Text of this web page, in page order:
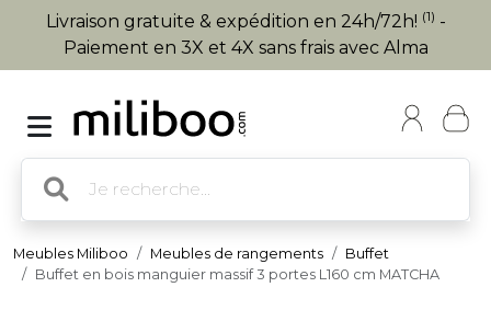
Livraison gratuite & expédition en 24h/72h! (1) -
Paiement en 3X et 4X sans frais avec Alma
Meubles Miliboo Meubles de rangements
Buffet
Buffet en bois manguier massif 3 portes L160 cm MATCHA